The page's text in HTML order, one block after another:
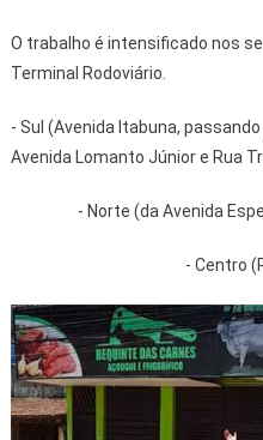
O trabalho é intensificado nos
Terminal Rodoviário.
- Sul (Avenida Itabuna,
Avenida Lomanto Júnior e Rua
- Norte (da Avenida
- Centro